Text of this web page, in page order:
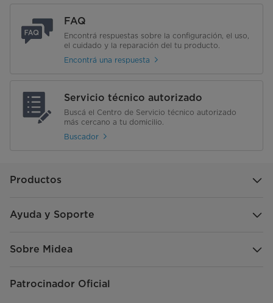
FAQ
Encontrá respuestas sobre la configuración, el uso,
el cuidado y la reparación del tu producto.
Encontrá una respuesta
Servicio técnico autorizado
Buscá el Centro de Servicio técnico autorizado
más cercano a tu domicilio.
Buscador
Productos
Ayuda y Soporte
Sobre Midea
Patrocinador Oficial